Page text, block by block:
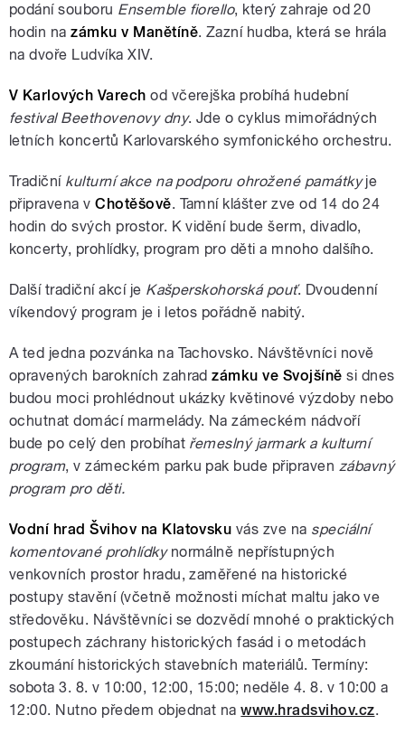
podání souboru Ensemble fiorello, který zahraje od 20
hodin nazámku v Manětíně. Zazní hudba, která se hrála
na dvoře Ludvíka XIV.
V Karlových Varech od včerejška probíhá hudební
festival Beethovenovy dny. Jde o cyklus mimořádných
letních koncertů Karlovarského symfonického orchestru.
Tradiční kulturní akce na podporu ohrožené památkyje
připravena vChotěšově. Tamní klášter zve od 14 do 24
hodin do svých prostor. K vidění bude šerm, divadlo,
koncerty, prohlídky, program pro děti a mnoho dalšího.
Další tradiční akcí je Kašperskohorská pouť. Dvoudenní
víkendový program je i letos pořádně nabitý.
A ted jedna pozvánka na Tachovsko. Návštěvníci nově
opravených barokních zahradzámku ve Svojšíně si dnes
budou moci prohlédnout ukázky květinové výzdoby nebo
ochutnat domácí marmelády. Na zámeckém nádvoří
bude po celý den probíhat řemeslný jarmark a kulturní
program, v zámeckém parku pak bude připraven zábavný
program pro děti.
Vodní hrad Švihov na Klatovsku vás zve na speciální
komentované prohlídkynormálně nepřístupných
venkovních prostor hradu, zaměřené na historické
postupy stavění (včetně možnosti míchat maltu jako ve
středověku. Návštěvníci se dozvědí mnohé o praktických
postupech záchrany historických fasád i o metodách
zkoumání historických stavebních materiálů. Termíny:
sobota 3. 8. v 10:00, 12:00, 15:00; neděle 4. 8. v 10:00 a
12:00. Nutno předem objednat nawww.hradsvihov.cz.